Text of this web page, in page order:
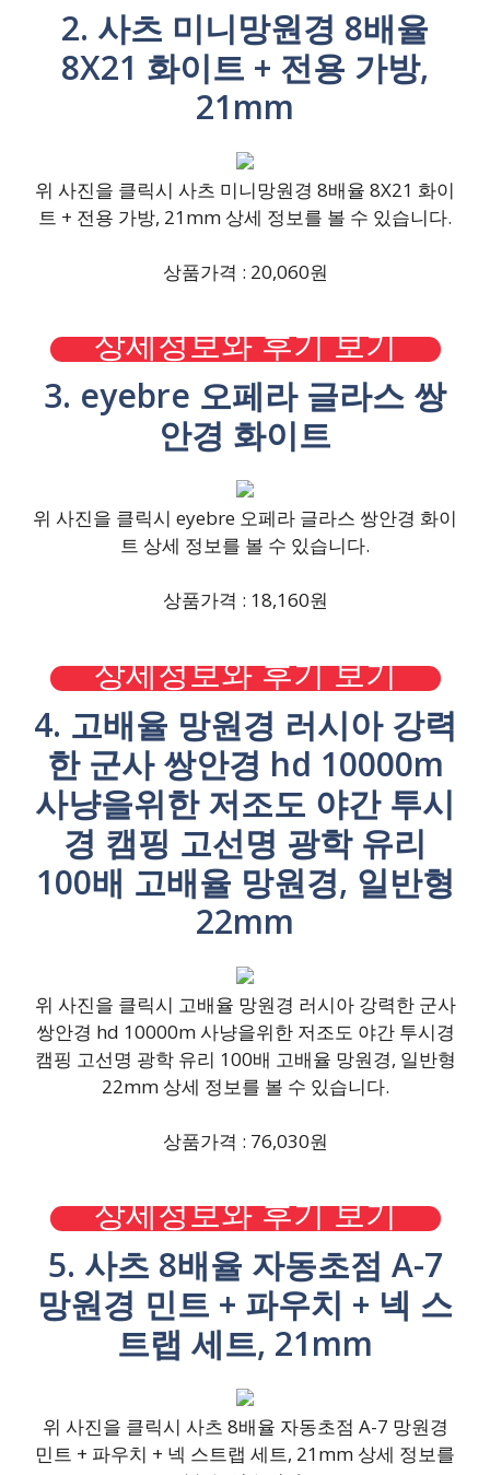
2. 사츠 미니망원경 8배율
8X21 화이트 + 전용 가방,
21mm
위 사진을 클릭시 사츠 미니망원경 8배율 8X21 화이
트 + 전용 가방, 21mm 상세 정보를 볼 수 있습니다.
상품가격 : 20,060원
상세정보와 후기 보기
3. eyebre 오페라 글라스 쌍
안경 화이트
위 사진을 클릭시 eyebre 오페라 글라스 쌍안경 화이
트 상세 정보를 볼 수 있습니다.
상품가격 : 18,160원
상세정보와 후기 보기
4. 고배율 망원경 러시아 강력
한 군사 쌍안경 hd 10000m
사냥을위한 저조도 야간 투시
경 캠핑 고선명 광학 유리
100배 고배율 망원경, 일반형
22mm
위 사진을 클릭시 고배율 망원경 러시아 강력한 군사
쌍안경 hd 10000m 사냥을위한 저조도 야간 투시경
캠핑 고선명 광학 유리 100배 고배율 망원경, 일반형
22mm 상세 정보를 볼 수 있습니다.
상품가격 : 76,030원
상세정보와 후기 보기
5. 사츠 8배율 자동초점 A-7
망원경 민트 + 파우치 + 넥 스
트랩 세트, 21mm
위 사진을 클릭시 사츠 8배율 자동초점 A-7 망원경
민트 + 파우치 + 넥 스트랩 세트, 21mm 상세 정보를